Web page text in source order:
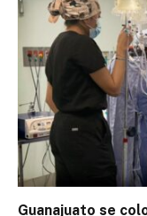
Guanajuato se